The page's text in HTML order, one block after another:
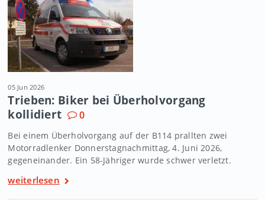
05 Jun 2026
Trieben: Biker bei Überholvorgang
kollidiert
0
Bei einem Überholvorgang auf der B114 prallten zwei
Motorradlenker Donnerstagnachmittag, 4. Juni 2026,
gegeneinander. Ein 58-Jähriger wurde schwer verletzt.
weiterlesen